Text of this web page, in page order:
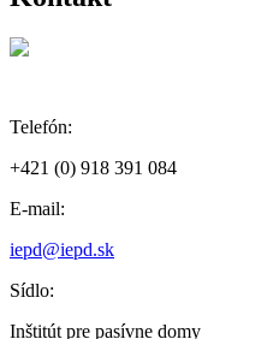
Telefón:
+421 (0) 918 391 084
E-mail:
iepd@iepd.sk
Sídlo:
Inštitút pre pasívne domy